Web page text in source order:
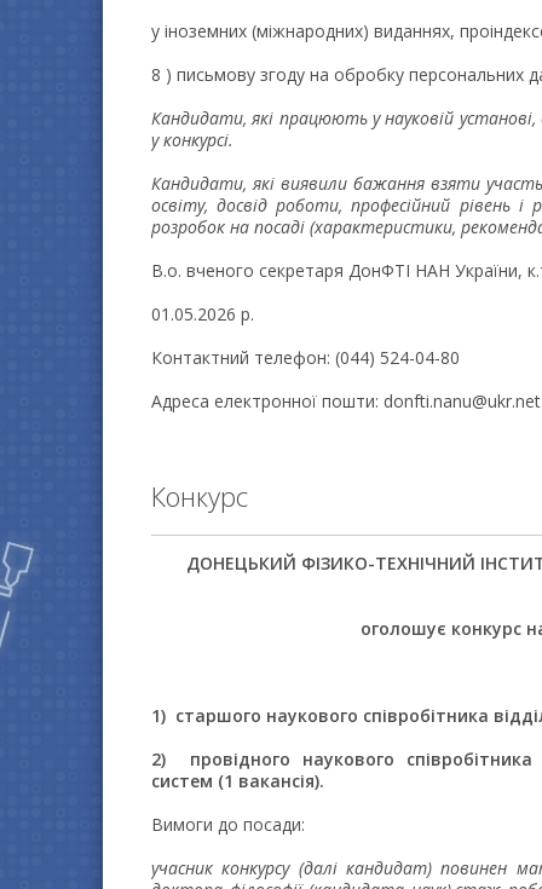
у іноземних (міжнародних) виданнях,
8 ) письмову згоду на обробку персональних
Кандидати, які працюють у науковій
у конкурсі.
Кандидати, які виявили бажання взяти
освіту, досвід роботи, професійний рівень
розробок на посаді (характеристики,
В.о. вченого секретаря ДонФТІ НАН
01.05.2026 р.
Контактний телефон: (044) 524-04-80
Адреса електронної пошти: donfti.nanu@ukr.net
Конкурс
ДОНЕЦЬКИЙ ФIЗИКО-ТЕХНIЧНИЙ
оголошує конкурс
1) старшого наукового співробітника
2) провідного наукового
систем (1 вакансія).
Вимоги до посади:
учасник конкурсу (далі кандидат) повинен